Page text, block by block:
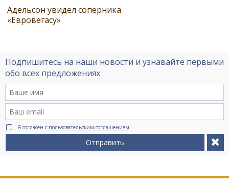
Адельсон увидел соперника
«Евровегасу»
Подпишитесь на наши новости и узнавайте первыми
обо всех предложениях
Я согласен с пользовательским соглашением
Отправить